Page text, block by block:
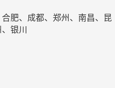
肥、成都、郑州、南昌、昆
银川